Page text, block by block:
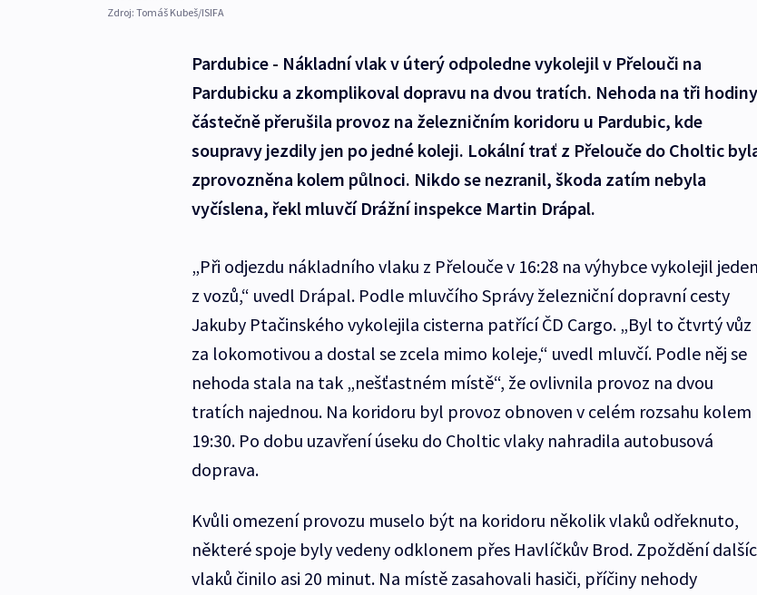
Zdroj: Tomáš Kubeš/ISIFA
Pardubice - Nákladní vlak v úterý odpoledne vykolejil v Přelouči na
Pardubicku a zkomplikoval dopravu na dvou tratích. Nehoda na tři hodiny
částečně přerušila provoz na železničním koridoru u Pardubic, kde
soupravy jezdily jen po jedné koleji. Lokální trať z Přelouče do Choltic
zprovozněna kolem půlnoci. Nikdo se nezranil, škoda zatím nebyla
vyčíslena, řekl mluvčí Drážní inspekce Martin Drápal.
„Při odjezdu nákladního vlaku z Přelouče v 16:28 na výhybce vykolejil jeden
z vozů,“ uvedl Drápal. Podle mluvčího Správy železniční dopravní cesty
Jakuby Ptačinského vykolejila cisterna patřící ČD Cargo. „Byl to čtvrtý vůz
za lokomotivou a dostal se zcela mimo koleje,“ uvedl mluvčí. Podle něj se
nehoda stala na tak „nešťastném místě“, že ovlivnila provoz na dvou
tratích najednou. Na koridoru byl provoz obnoven v celém rozsahu kolem
19:30. Po dobu uzavření úseku do Choltic vlaky nahradila autobusová
doprava.
Kvůli omezení provozu muselo být na koridoru několik vlaků odřeknuto,
některé spoje byly vedeny odklonem přes Havlíčkův Brod. Zpoždění
vlaků činilo asi 20 minut. Na místě zasahovali hasiči, příčiny nehody